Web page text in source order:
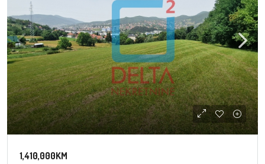
1,410,000KM